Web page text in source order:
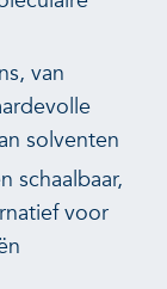
van
solventen
schaalbaar,
voor